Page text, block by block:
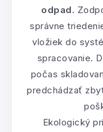
odpad.
správne
vložiek do
spracovanie.
počas
predchádzať
Ekologický